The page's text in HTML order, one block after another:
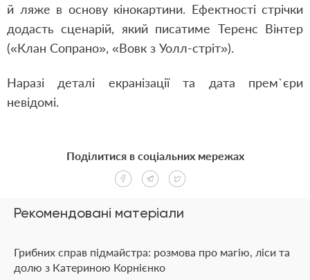
й ляже в основу кінокартини. Ефектності стрічки
додасть сценарій, який писатиме Теренс Вінтер
(«Клан Сопрано», «Вовк з Уолл-стріт»).
Наразі деталі екранізації та дата прем`єри
невідомі.
Рекомендовані матеріали
Грибних справ підмайстра: розмова про магію, ліси та
долю з Катериною Корнієнко
Поділитися в соціальних мережах